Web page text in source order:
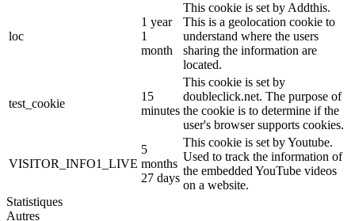
loc
1 year
1
month
This cookie is set by Addthis.
This is a geolocation cookie to
understand where the users
sharing the information are
located.
test_cookie
15
minutes
This cookie is set by
doubleclick.net. The purpose of
the cookie is to determine if the
user's browser supports cookies.
VISITOR_INFO1_LIVE
5
months
27 days
This cookie is set by Youtube.
Used to track the information of
the embedded YouTube videos
on a website.
Statistiques
Autres